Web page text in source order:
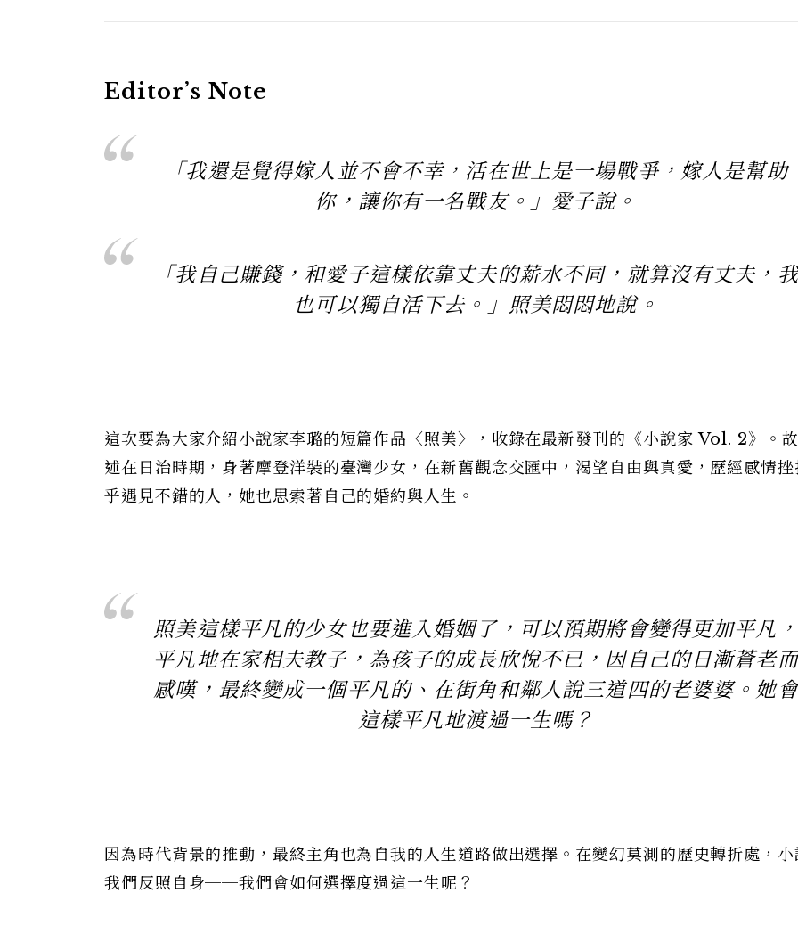
Editor’s Note
「我還是覺得嫁人並不會不幸，活在世上是一場戰爭，嫁人是幫助
你，讓你有一名戰友。」愛子說。
「我自己賺錢，和愛子這樣依靠丈夫的薪水不同，就算沒有丈夫，我
也可以獨自活下去。」照美悶悶地說。
這次要為大家介紹小說家李璐的短篇作品〈照美〉，收錄在最新發刊的《小說家 Vol. 2》。
述在日治時期，身著摩登洋裝的臺灣少女，在新舊觀念交匯中，渴望自由與真愛，歷經感情
乎遇見不錯的人，她也思索著自己的婚約與人生。
照美這樣平凡的少女也要進入婚姻了，可以預期將會變得更加平凡，
平凡地在家相夫教子，為孩子的成長欣悅不已，因自己的日漸蒼老而
感嘆，最終變成一個平凡的、在街角和鄰人說三道四的老婆婆。她會
這樣平凡地渡過一生嗎？
因為時代背景的推動，最終主角也為自我的人生道路做出選擇。在變幻莫測的歷史轉折處，
我們反照自身──我們會如何選擇度過這一生呢？